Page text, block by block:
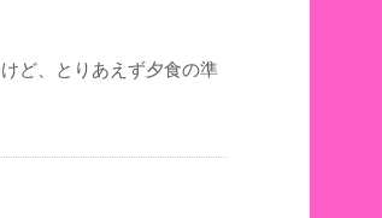
ど、とりあえず夕食の準